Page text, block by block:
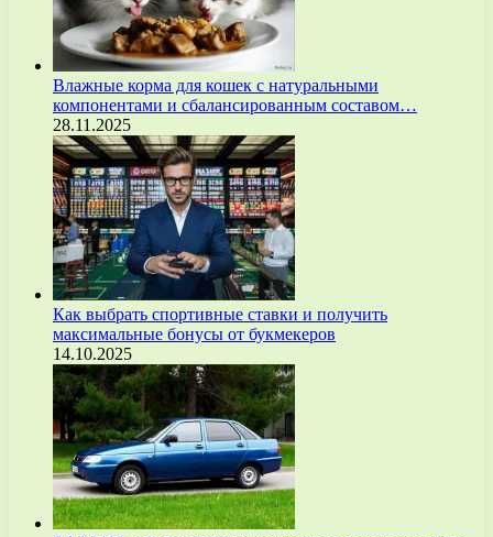
Влажные корма для кошек с натуральными
компонентами и сбалансированным составом…
28.11.2025
Как выбрать спортивные ставки и получить
максимальные бонусы от букмекеров
14.10.2025